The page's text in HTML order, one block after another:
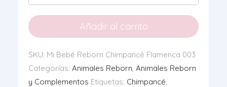
Bebé
Reborn
Chimpancé
cantidad
Añadir al carrito
SKU: Mi Bebé Reborn Chimpancé Flamenca 003
Categorías: Animales Reborn, Animales Reborn
y Complementos Etiquetas: Chimpancé,